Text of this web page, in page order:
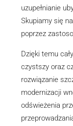
uzupełnianie
Skupiamy się
poprzez
Dzięki temu
czystszy oraz
rozwiązanie
modernizacji
odświeżenia